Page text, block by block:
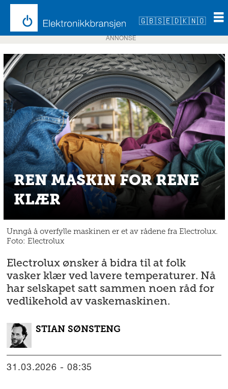
🇬🇧🇸🇪🇩🇰🇳🇴
ANNONSE
REN MASKIN FOR RENE
KLÆR
Unngå å overfylle maskinen er et av rådene fra Electrolux.
Foto: Electrolux
Electrolux ønsker å bidra til at folk
vasker klær ved lavere temperaturer. Nå
har selskapet satt sammen noen råd for
vedlikehold av vaskemaskinen.
STIAN SØNSTENG
31.03.2026 - 08:35